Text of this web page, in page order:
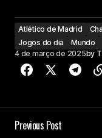
Atlético de Madrid
Jogos do dia
Mundo
4 de março de 2025by
Previous Post